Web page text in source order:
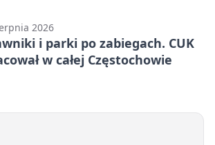
2026
i parki po zabiegach. CUK
w całej Częstochowie